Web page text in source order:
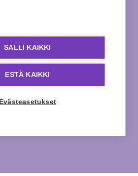
SALLI KAIKKI
ESTÄ KAIKKI
Evästeasetukset